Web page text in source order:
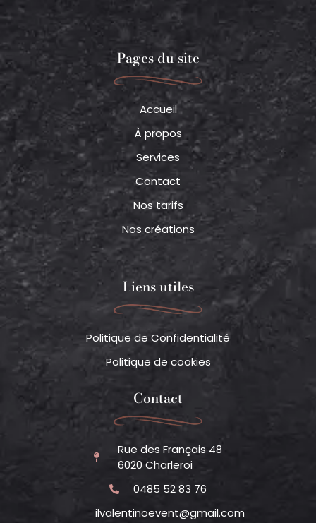
Pages du site
Accueil
À propos
Services
Contact
Nos tarifs
Nos créations
Liens utiles
Politique de Confidentialité
Politique de cookies
Contact
Rue des Français 48
6020 Charleroi
0485 52 83 76
ilvalentinoevent@gmail.com